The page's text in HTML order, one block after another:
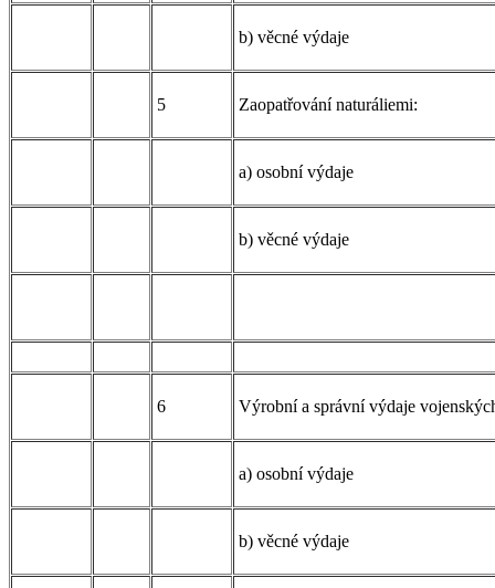
b) věcné výdaje
5 Zaopatřování naturáliemi:
a) osobní výdaje
b) věcné výdaje
6 Výrobní a správní výdaje
a) osobní výdaje
b) věcné výdaje